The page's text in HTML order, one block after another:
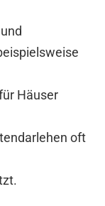
Häuser
oft